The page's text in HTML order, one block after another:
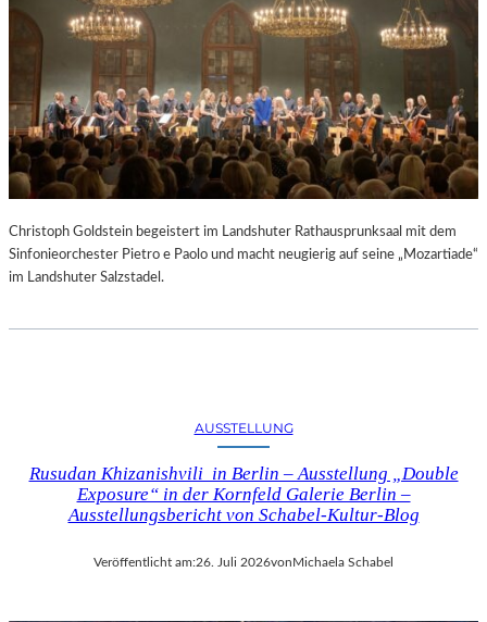
Christoph Goldstein begeistert im Landshuter Rathausprunksaal mit dem
Sinfonieorchester Pietro e Paolo und macht neugierig auf seine „Mozartiade“
im Landshuter Salzstadel.
AUSSTELLUNG
Rusudan Khizanishvili in Berlin – Ausstellung „Double
Exposure“ in der Kornfeld Galerie Berlin –
Ausstellungsbericht von Schabel-Kultur-Blog
Veröffentlicht am:26. Juli 2026vonMichaela Schabel